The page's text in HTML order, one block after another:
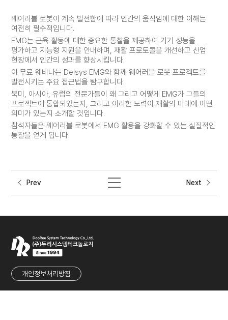
웨어러블 로봇이 계속 발전함에 따라 인간의 움직임에 대한 이해는
여전히 필수적입니다.
EMG는 근육 활동에 대한 중요한 통찰을 제공하여 기기 성능을
평가하고 지능형 지원을 안내하며, 재활 프로토콜을 개선하고 산업
현장에서 인간의 성과를 향상시킵니다.
이 무료 웨비나는 Delsys EMG와 함께 웨어러블 로봇 프로젝트를
발전시키는 주요 접근법을 탐구합니다.
북미, 아시아, 유럽의 전문가들이 왜 그리고 어떻게 EMG가 그들의
프로젝트에 통합되었는지, 그리고 이러한 노력이 재활의 미래에 어떤
의미가 있는지 소개할 것입니다.
참석자들은 웨어러블 로봇에서 EMG 활용을 강화할 수 있는 실질적인
통찰을 얻게 됩니다.
Prev Next
개인정보처리방침